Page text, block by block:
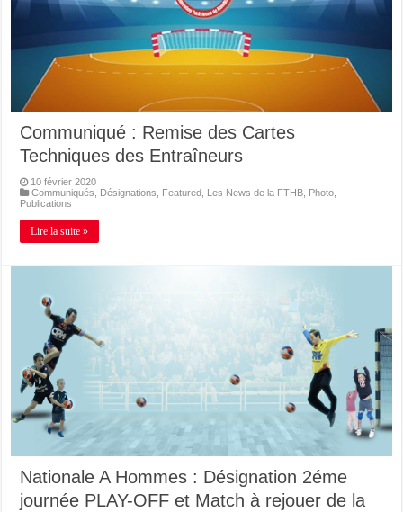
Communiqué : Remise des Cartes
Techniques des Entraîneurs
10 février 2020
Communiqués
Désignations Featured Les News de la FTHB Photo
Publications
Lire la suite »
Nationale A Hommes : Désignation 2éme
journée PLAY-OFF et Match à rejouer de la